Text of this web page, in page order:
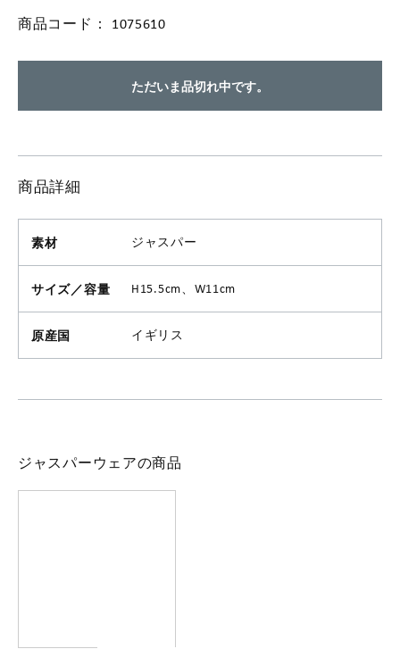
商品コード： 1075610
ただいま品切れ中です。
商品詳細
素材 ジャスパー
サイズ／容量 H15.5cm、W11cm
原産国 イギリス
ジャスパーウェアの商品